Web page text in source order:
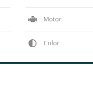
Motor
Color